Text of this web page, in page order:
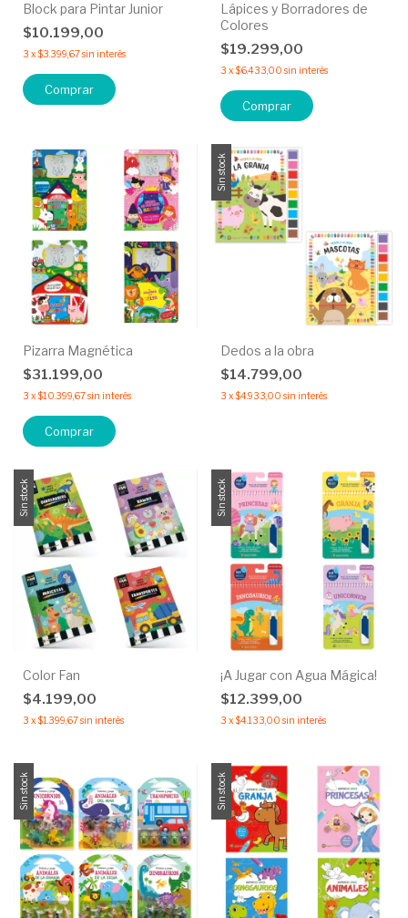
Block para Pintar Junior
$10.199,00
3 x$3.399,67sin interés
Comprar
Lápices y Borradores de
Colores
$19.299,00
3 x$6.433,00 sin interés
Comprar
Pizarra Magnética
$31.199,00
3 x$10.399,67sin interés
Comprar
Sin stock
Dedos a la obra
$14.799,00
3 x$4.933,00 sin interés
Sin stock
Color Fan
$4.199,00
3 x$1.399,67sin interés
Sin stock
¡A Jugar con Agua Mágica!
$12.399,00
3 x$4.133,00 sin interés
Sin stock Sin stock